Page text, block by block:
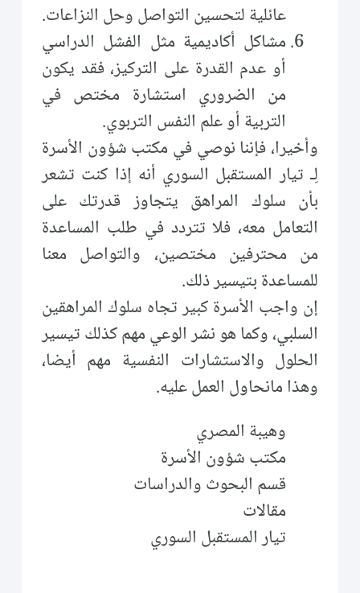
عائلية لتحسين التواصل وحل النزاعات.
مشاكل أكاديمية مثل الفشل الدراسي
أو عدم القدرة على التركيز، فقد يكون
من الضروري استشارة مختص في
التربية أو علم النفس التربوي.
وأخيرا، فإننا نوصي في مكتب شؤون الأسرة
لِـ تيار المستقبل السوري أنه إذا كنت تشعر
بأن سلوك المراهق يتجاوز قدرتك على
التعامل معه، فلا تتردد في طلب المساعدة
من محترفين مختصين، والتواصل معنا
للمساعدة بتيسير ذلك.
إن واجب الأسرة كبير تجاه سلوك المراهقين
السلبي، وكما هو نشر الوعي مهم كذلك تيسير
الحلول والاستشارات النفسية مهم أيضا،
وهذا مانحاول العمل عليه.
وهيبة المصري
مكتب شؤون الأسرة
قسم البحوث والدراسات
مقالات
تيار المستقبل السوري